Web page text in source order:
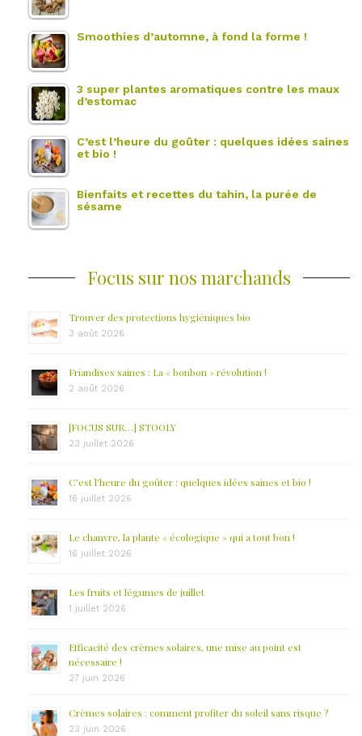
Smoothies d’automne, à fond la forme !
3 super plantes aromatiques contre les maux
d’estomac
C’est l’heure du goûter : quelques idées saines
et bio !
Bienfaits et recettes du tahin, la purée de
sésame
Focus sur nos marchands
Trouver des protections hygiéniques bio
3 août 2026
Friandises saines : La « bonbon » révolution !
2 août 2026
[FOCUS SUR…] STOOLY
23 juillet 2026
C’est l’heure du goûter : quelques idées saines et bio !
16 juillet 2026
Le chanvre, la plante « écologique » qui a tout bon !
16 juillet 2026
Les fruits et légumes de juillet
1 juillet 2026
Efficacité des crèmes solaires, une mise au point est
nécessaire !
27 juin 2026
Crèmes solaires : comment profiter du soleil sans risque ?
23 juin 2026